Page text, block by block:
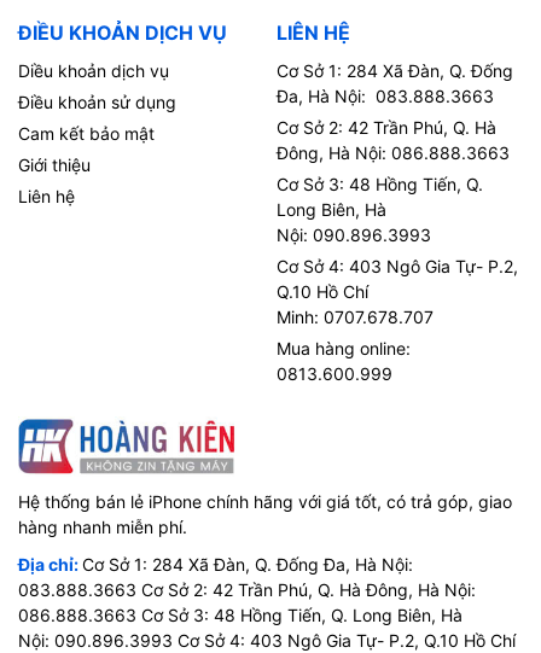
ĐIỀU KHOẢN DỊCH VỤ
Diều khoản dịch vụ
Điều khoản sử dụng
Cam kết bảo mật
Giới thiệu
Liên hệ
LIÊN HỆ
Cơ Sở 1: 284 Xã Đàn, Q. Đống
Đa, Hà Nội: 083.888.3663
Cơ Sở 2: 42 Trần Phú, Q. Hà
Đông, Hà Nội: 086.888.3663
Cơ Sở 3: 48 Hồng Tiến, Q.
Long Biên, Hà
Nội: 090.896.3993
Cơ Sở 4: 403 Ngô Gia Tự- P.2,
Q.10 Hồ Chí
Minh: 0707.678.707
Mua hàng online:
0813.600.999
Hệ thống bán lẻ iPhone chính hãng với giá tốt, có trả góp, giao
hàng nhanh miễn phí.
Địa chỉ:Cơ Sở 1: 284 Xã Đàn, Q. Đống Đa, Hà Nội:
083.888.3663 Cơ Sở 2: 42 Trần Phú, Q. Hà Đông, Hà Nội:
086.888.3663 Cơ Sở 3: 48 Hồng Tiến, Q. Long Biên, Hà
Nội: 090.896.3993 Cơ Sở 4: 403 Ngô Gia Tự- P.2, Q.10 Hồ Chí